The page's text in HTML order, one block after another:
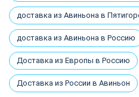
доставка из Авиньона в
доставка из Авиньона в Россию
Доставка из Европы в Россию
Доставка из России в Авиньон